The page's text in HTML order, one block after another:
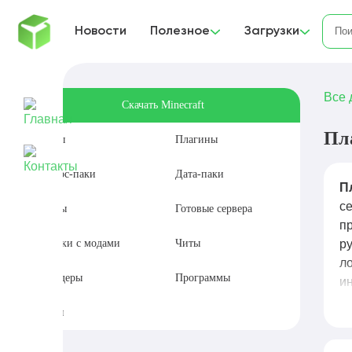
Новости Полезное Загрузки
Скачать Minecraft
Моды Плагины
Ресурс-паки Дата-паки
Карты Готовые сервера
Сборки с модами Читы
Шейдеры Программы
Сиды
Все